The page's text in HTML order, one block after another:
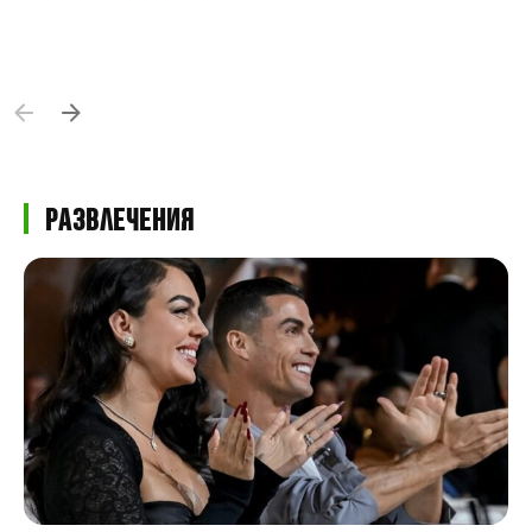
և ֆիզիկական առողջությանը, եթե այն
ընտանիքների, պետության և
հասարակական կազմակերպությունների
միջև՝ մշակույթը զարգացնելու և
առողջության համար այն անվտանգ
դարձնելու նպատակով։ Աշխարհում
ընտանի կենդանի պահելու մշակույթը
բավականին լայն տարածում ունի, բայց
տարածվածության մակարդակը տարբեր է
ըստ երկրների, տարածաշրջանների և
մշակութային առանձնահատկությունների։
Աշխարհի բնակչության մեծ մասն ունի
ընտանի կենդանի․ տարբեր
Развлечения